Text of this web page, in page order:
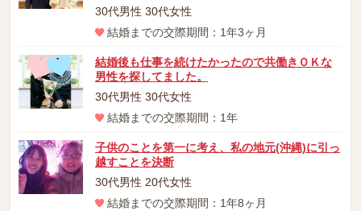
30代男性 30代女性
結婚までの交際期間：1年3ヶ月
結婚後も仕事を続けたかったので共働きＯＫな
男性を探してました。
30代男性 30代女性
結婚までの交際期間：1年
子供のことを第一に考え、私の地元(沖縄)に引っ
越すことを決断
30代男性 20代女性
結婚までの交際期間：1年8ヶ月